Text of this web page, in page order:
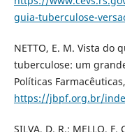
guia-tuberculose-
NETTO, E. M. Vista do
tuberculose: um
Políticas
https://jbpf.org.br/
SILVA, D. R.; MELLO,